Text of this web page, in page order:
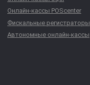
Онлайн-кассы POScenter
Фискальные регистраторы
Автономные онлайн-кассы